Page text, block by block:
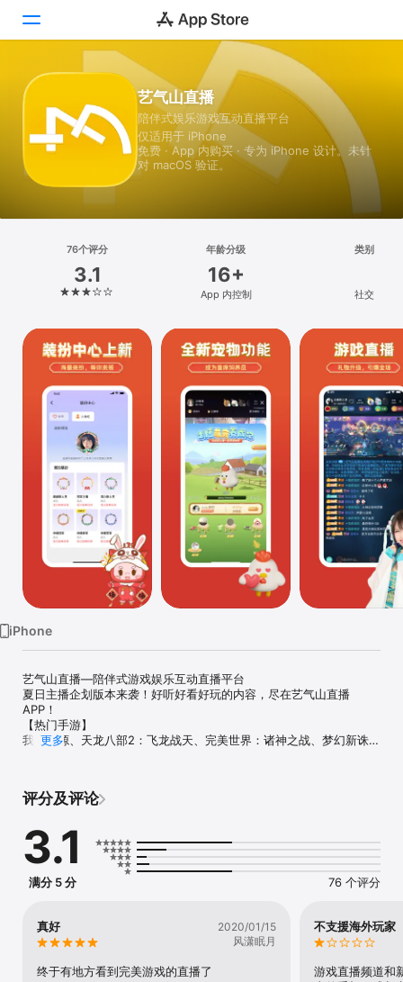
游戏
搜索
Vision
Watch
艺气山直播
陪伴式娱乐游戏互动直播平台
仅适用于 iPhone
免费 · App 内购买 · 专为 iPhone 设计。未针
对 macOS 验证。
76个评分
3.1
年龄分级
16+
App 内控制
类别
社交
iPhone
艺气山直播—陪伴式游戏娱乐互动直播平台
夏日主播企划版本来袭！好听好看好玩的内容，尽在艺气山直播
APP！
【热门手游】
我的起源、天龙八部2：飞龙战天、完美世界：诸神之战、梦幻新诛
Dota2、CS:GO、诛仙3、赤壁、完美国际、笑傲江湖OL、创世战
传
【直播推荐 Pick你的爱】
《天龙八部2：飞龙战天》：一声兄弟一生天龙！
《完美世界：诸神之战》：横竖自由切，爽快不停歇！
《梦幻新诛仙》：梦回青云只为你！道友，玩游戏看直播可好？
战！
新《诛仙》手游：“肆”意诛仙，芳华锦年！更多福利大派送尽在艺气
《新神魔大陆》：管他神魔！就是战！勇士集结，燃血征战！
更多
评分及评论
3.1
满分 5 分 76 个评分
真好
2020/01/15
风潇眠月
终于有地方看到完美游戏的直播了
不支援海外玩家
游戏直播频道和